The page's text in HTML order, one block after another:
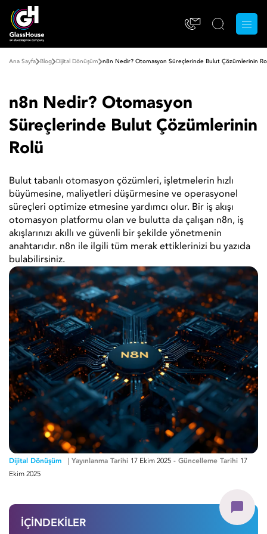
Ana Sayfa Blog Dijital Dönüşüm n8n Nedir? Otomasyon Süreçlerinde Bulut Çözümlerinin
n8n Nedir? Otomasyon
Süreçlerinde Bulut Çözümlerinin
Rolü
Bulut tabanlı otomasyon çözümleri, işletmelerin hızlı
büyümesine, maliyetleri düşürmesine ve operasyonel
süreçleri optimize etmesine yardımcı olur. Bir iş akışı
otomasyon platformu olan ve bulutta da çalışan n8n, iş
akışlarınızı akıllı ve güvenli bir şekilde yönetmenin
anahtarıdır. n8n ile ilgili tüm merak ettiklerinizi bu yazıda
bulabilirsiniz.
Dijital Dönüşüm Yayınlanma Tarihi 17 Ekim 2025 - Güncelleme Tarihi 17
Ekim 2025
İÇİNDEKİLER